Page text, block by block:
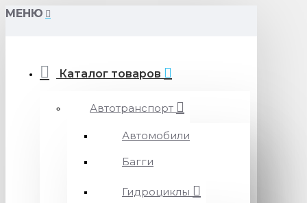
МЕНЮ
Каталог товаров
Автотранспорт
Автомобили
Багги
Гидроциклы